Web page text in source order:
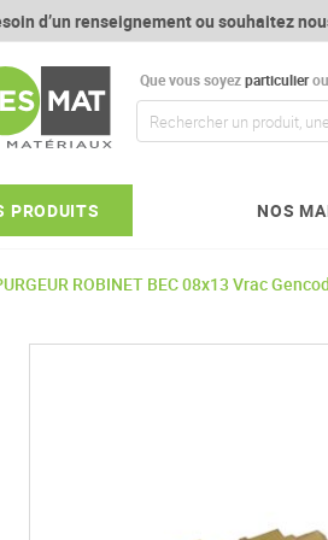
d’un renseignement ou souhaitez
Que vous soyezparticulierou
PRODUITS NOS
ROBINET BEC 08x13 Vrac